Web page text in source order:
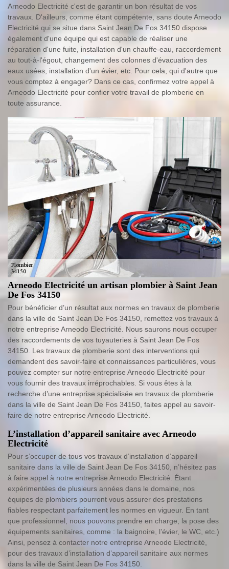
Arneodo Electricité c'est de garantir un bon résultat de vos
travaux. D'ailleurs, comme étant compétente, sans doute Arneodo
Electricité qui se situe dans Saint Jean De Fos 34150 dispose
également d'une équipe qui est capable de réaliser une
réparation d'une fuite, installation d'un chauffe-eau, raccordement
au tout-à-l'égout, changement des colonnes d'évacuation des
eaux usées, installation d'un évier, etc. Pour cela, qui d'autre que
vous comptez à engager? Dans ce cas, confirmez votre appel à
Arneodo Electricité pour confier votre travail de plomberie en
toute assurance.
Arneodo Electricité un artisan plombier à Saint Jean
De Fos 34150
Pour bénéficier d’un résultat aux normes en travaux de plomberie
dans la ville de Saint Jean De Fos 34150, remettez vos travaux à
notre entreprise Arneodo Electricité. Nous saurons nous occuper
des raccordements de vos tuyauteries à Saint Jean De Fos
34150. Les travaux de plomberie sont des interventions qui
demandent des savoir-faire et connaissances particulières, vous
pouvez compter sur notre entreprise Arneodo Electricité pour
vous fournir des travaux irréprochables. Si vous êtes à la
recherche d’une entreprise spécialisée en travaux de plomberie
dans la ville de Saint Jean De Fos 34150, faites appel au savoir-
faire de notre entreprise Arneodo Electricité.
L’installation d’appareil sanitaire avec Arneodo
Electricité
Pour s’occuper de tous vos travaux d’installation d’appareil
sanitaire dans la ville de Saint Jean De Fos 34150, n’hésitez pas
à faire appel à notre entreprise Arneodo Electricité. Étant
expérimentées de plusieurs années dans le domaine, nos
équipes de plombiers pourront vous assurer des prestations
fiables respectant parfaitement les normes en vigueur. En tant
que professionnel, nous pouvons prendre en charge, la pose des
équipements sanitaires, comme : la baignoire, l’évier, le WC, etc.)
Ainsi, pensez à contacter notre entreprise Arneodo Electricité,
pour des travaux d’installation d’appareil sanitaire aux normes
dans la ville de Saint Jean De Fos 34150.